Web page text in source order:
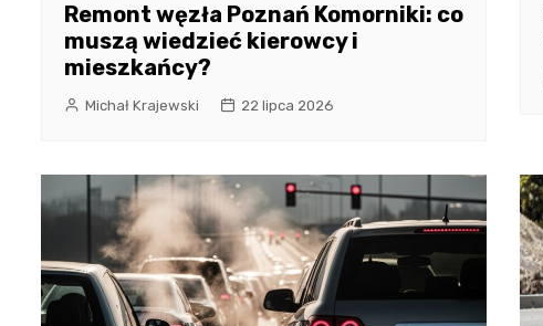
Remont węzła Poznań Komorniki: co
muszą wiedzieć kierowcy i
mieszkańcy?
Michał Krajewski 22 lipca 2026